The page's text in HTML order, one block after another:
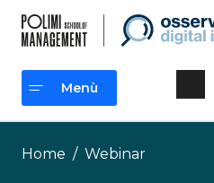
contenuto
Menù
Menù
Home / Webinar